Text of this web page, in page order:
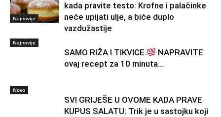
Najnovije
kada pravite testo: Krofne i palačinke
neće upijati ulje, a biće duplo
vazdužastije
Najnovije
SAMO RIŽA I TIKVICE.
NAPRAVITE
ovaj recept za 10 minuta…
Novo
SVI GRIJEŠE U OVOME KADA PRAVE
KUPUS SALATU: Trik je u sastojku koji